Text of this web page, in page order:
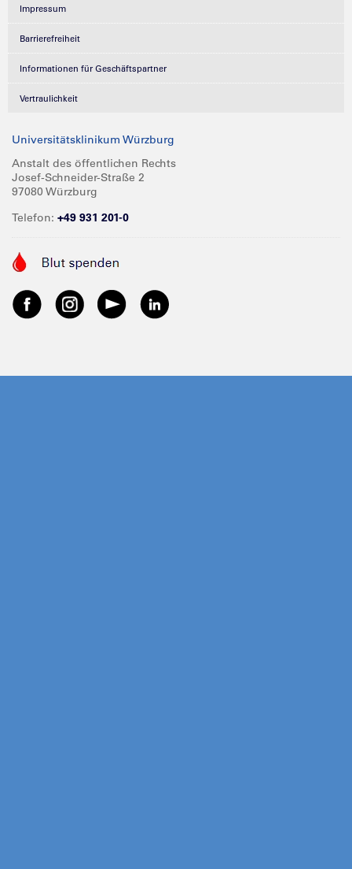
Impressum
Barrierefreiheit
Informationen für Geschäftspartner
Vertraulichkeit
Universitätsklinikum Würzburg
Anstalt des öffentlichen Rechts
Josef-Schneider-Straße 2
97080 Würzburg
Telefon: +49 931 201-0